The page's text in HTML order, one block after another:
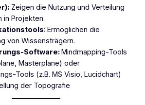
Zeigen die Nutzung und Verteilung
in Projekten.
: Ermöglichen die
von Wissensträgern.
Software:Mindmapping-Tools
Masterplane) oder
Tools (z.B. MS Visio, Lucidchart)
der Topografie